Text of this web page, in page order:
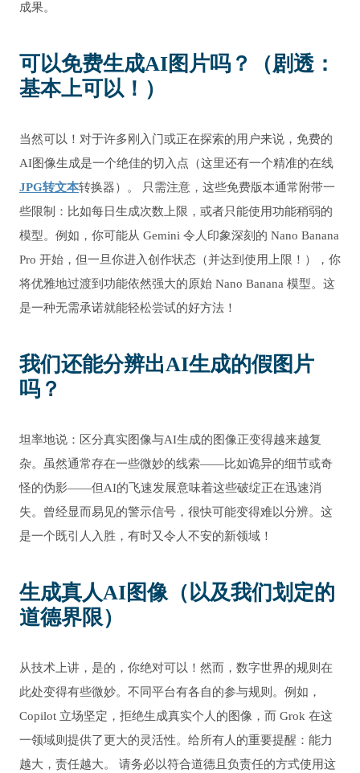
成果。
可以免费生成AI图片吗？（剧透：
基本上可以！）
当然可以！对于许多刚入门或正在探索的用户来说，免费的
AI图像生成是一个绝佳的切入点（这里还有一个精准的在线
JPG转文本转换器）。 只需注意，这些免费版本通常附带一
些限制：比如每日生成次数上限，或者只能使用功能稍弱的
模型。例如，你可能从 Gemini 令人印象深刻的 Nano Banana
Pro 开始，但一旦你进入创作状态（并达到使用上限！），你
将优雅地过渡到功能依然强大的原始 Nano Banana 模型。这
是一种无需承诺就能轻松尝试的好方法！
我们还能分辨出AI生成的假图片
吗？
坦率地说：区分真实图像与AI生成的图像正变得越来越复
杂。虽然通常存在一些微妙的线索——比如诡异的细节或奇
怪的伪影——但AI的飞速发展意味着这些破绽正在迅速消
失。曾经显而易见的警示信号，很快可能变得难以分辨。这
是一个既引人入胜，有时又令人不安的新领域！
生成真人AI图像（以及我们划定的
道德界限）
从技术上讲，是的，你绝对可以！然而，数字世界的规则在
此处变得有些微妙。不同平台有各自的参与规则。例如，
Copilot 立场坚定，拒绝生成真实个人的图像，而 Grok 在这
一领域则提供了更大的灵活性。给所有人的重要提醒：能力
越大，责任越大。 请务必以符合道德且负责任的方式使用这